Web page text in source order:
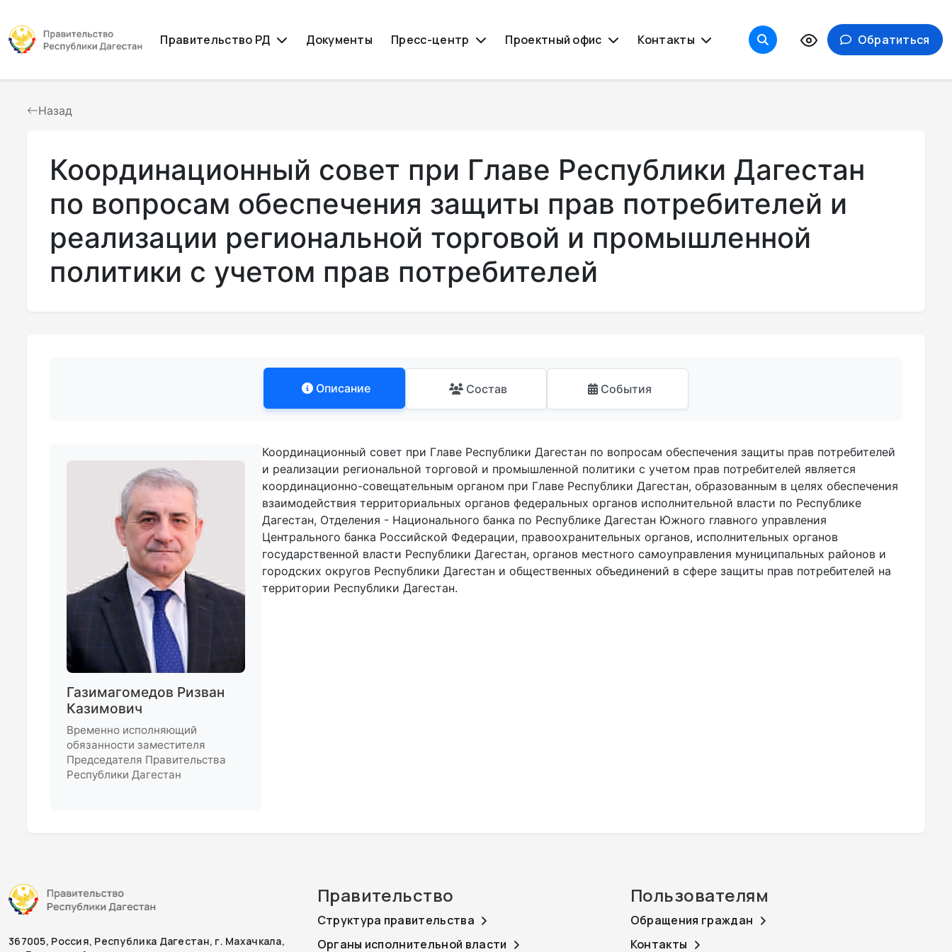
Правительство РД Документы Пресс-центр Проектный офис Контакты Обратиться
Назад
Координационный совет при Главе Республики Дагестан
по вопросам обеспечения защиты прав потребителей и
реализации региональной торговой и промышленной
политики с учетом прав потребителей
Описание Состав События
Газимагомедов Ризван
Казимович
Временно исполняющий
обязанности заместителя
Председателя Правительства
Республики Дагестан
Координационный совет при Главе Республики Дагестан по вопросам обеспечения защиты прав потребителей
и реализации региональной торговой и промышленной политики с учетом прав потребителей является
координационно-совещательным органом при Главе Республики Дагестан, образованным в целях обеспечения
взаимодействия территориальных органов федеральных органов исполнительной власти по Республике
Дагестан, Отделения - Национального банка по Республике Дагестан Южного главного управления
Центрального банка Российской Федерации, правоохранительных органов, исполнительных органов
государственной власти Республики Дагестан, органов местного самоуправления муниципальных районов и
городских округов Республики Дагестан и общественных объединений в сфере защиты прав потребителей на
территории Республики Дагестан.
367005, Россия, Республика Дагестан, г. Махачкала,
Правительство
Структура правительства
Органы исполнительной власти
Пользователям
Обращения граждан
Контакты